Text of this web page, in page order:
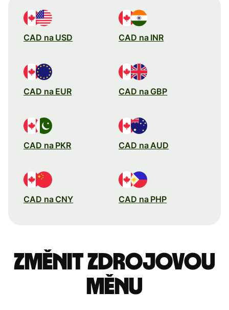
CAD na USD CAD na INR
CAD na EUR CAD na GBP
CAD na PKR CAD na AUD
CAD na CNY CAD na PHP
Změnit zdrojovou
měnu